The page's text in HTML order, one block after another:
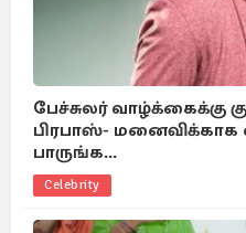
பேச்சுலர் வாழ்க்கைக்கு
பிரபாஸ்-
பாருங்க...
Celebrity